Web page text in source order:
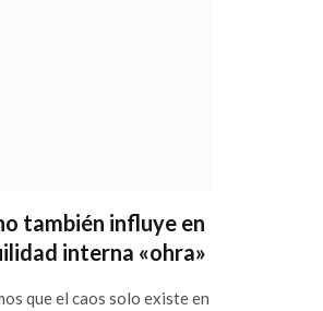
también influye en
interna «ohra»
que el caos solo existe en